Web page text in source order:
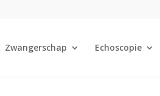
Zwangerschap Echoscopie